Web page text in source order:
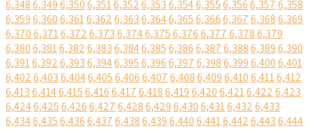
6,3486,3496,3506,3516,3526,3536,3546,3556,3566,3576,358
6,3596,3606,3616,3626,3636,3646,3656,3666,3676,3686,369
6,3706,3716,3726,3736,3746,3756,3766,3776,3786,379
6,3806,3816,3826,3836,3846,3856,3866,3876,3886,3896,390
6,3916,3926,3936,3946,3956,3966,3976,3986,3996,4006,401
6,4026,4036,4046,4056,4066,4076,4086,4096,4106,4116,412
6,4136,4146,4156,4166,4176,4186,4196,4206,4216,4226,423
6,4246,4256,4266,4276,4286,4296,4306,4316,4326,433
6,4346,4356,4366,4376,4386,4396,4406,4416,4426,4436,444